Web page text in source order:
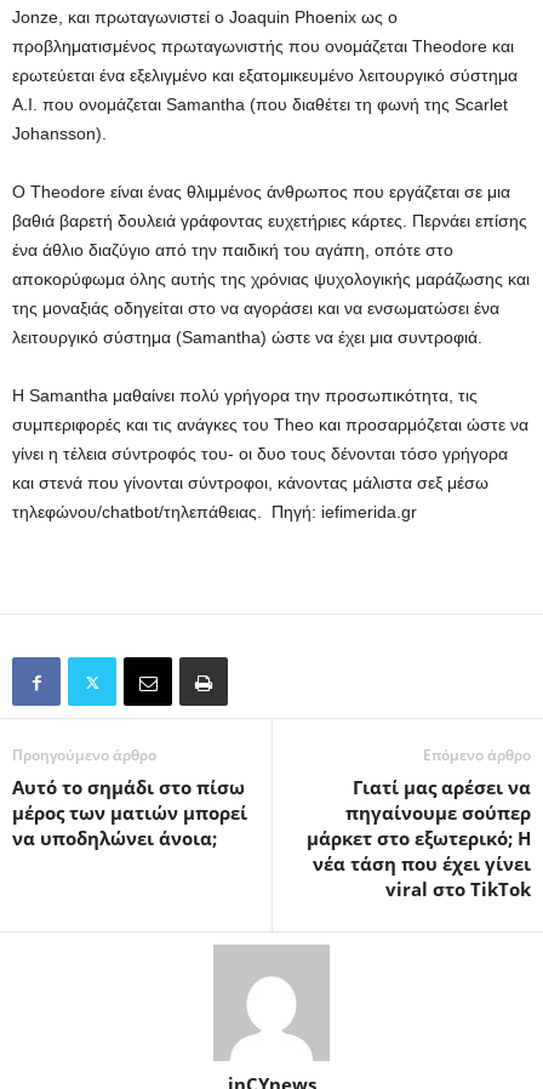
Jonze, και πρωταγωνιστεί ο Joaquin Phoenix ως ο
προβληματισμένος πρωταγωνιστής που ονομάζεται Theodore και
ερωτεύεται ένα εξελιγμένο και εξατομικευμένο λειτουργικό σύστημα
A.I. που ονομάζεται Samantha (που διαθέτει τη φωνή της Scarlet
Johansson).
Ο Theodore είναι ένας θλιμμένος άνθρωπος που εργάζεται σε μια
βαθιά βαρετή δουλειά γράφοντας ευχετήριες κάρτες. Περνάει επίσης
ένα άθλιο διαζύγιο από την παιδική του αγάπη, οπότε στο
αποκορύφωμα όλης αυτής της χρόνιας ψυχολογικής μαράζωσης και
της μοναξιάς οδηγείται στο να αγοράσει και να ενσωματώσει ένα
λειτουργικό σύστημα (Samantha) ώστε να έχει μια συντροφιά.
Η Samantha μαθαίνει πολύ γρήγορα την προσωπικότητα, τις
συμπεριφορές και τις ανάγκες του Theo και προσαρμόζεται ώστε να
γίνει η τέλεια σύντροφός του- οι δυο τους δένονται τόσο γρήγορα
και στενά που γίνονται σύντροφοι, κάνοντας μάλιστα σεξ μέσω
τηλεφώνου/chatbot/τηλεπάθειας. Πηγή: iefimerida.gr
Προηγούμενο άρθρο
Αυτό το σημάδι στο πίσω
μέρος των ματιών μπορεί
να υποδηλώνει άνοια;
Επόμενο άρθρο
Γιατί μας αρέσει να
πηγαίνουμε σούπερ
μάρκετ στο εξωτερικό; Η
νέα τάση που έχει γίνει
viral στο TikTok